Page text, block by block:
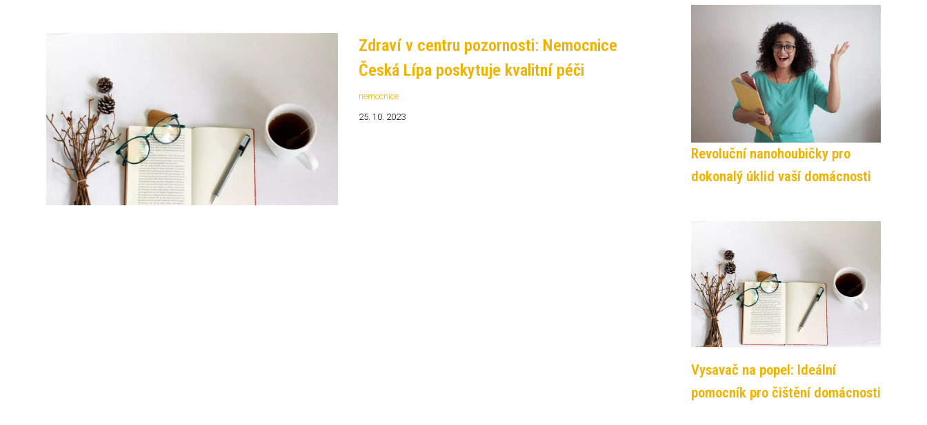
Zdraví v centru pozornosti: Nemocnice
Česká Lípa poskytuje kvalitní péči
nemocnice
25. 10. 2023
Revoluční nanohoubičky pro
dokonalý úklid vaší domácnosti
Vysavač na popel: Ideální
pomocník pro čištění domácnosti